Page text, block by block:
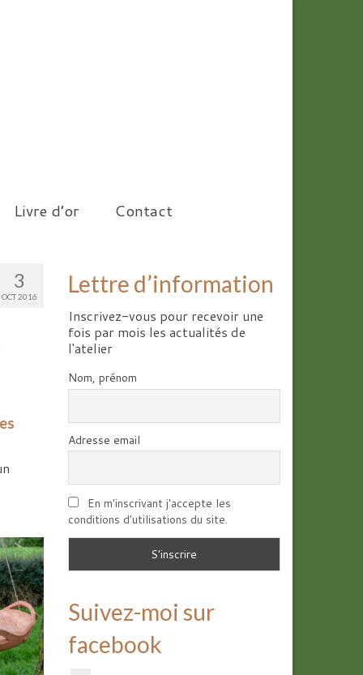
Livre d’or Contact
3
OCT 2016 Lettre d’information
Inscrivez-vous pour recevoir une
fois par mois les actualités de
l'atelier
Nom, prénom
Adresse email
En m'inscrivant j'accepte les
conditions d'utilisations du site.
Suivez-moi sur
facebook